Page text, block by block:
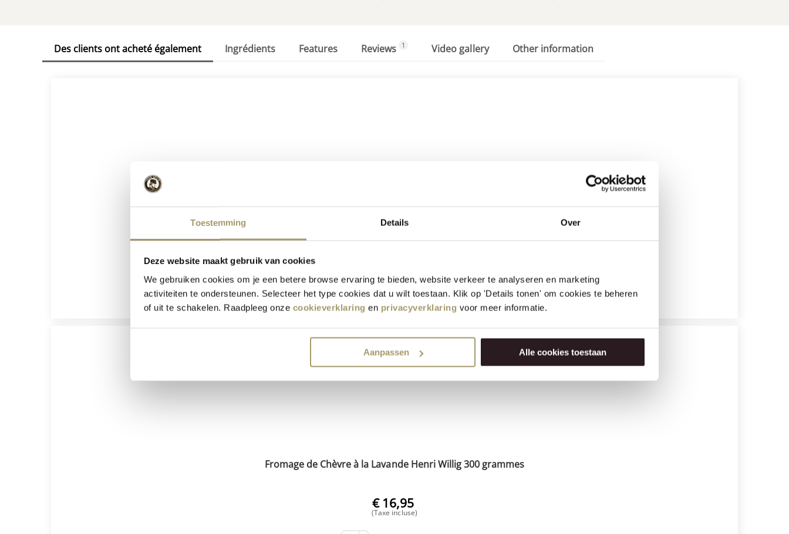
Toestemming Details Over
Deze website maakt gebruik van cookies
We gebruiken cookies om je een betere browse ervaring te bieden, website verkeer te analyseren en marketing
activiteiten te ondersteunen. Selecteer het type cookies dat u wilt toestaan. Klik op 'Details tonen' om cookies te beheren
of uit te schakelen. Raadpleeg onze cookieverklaring en privacyverklaring voor meer informatie.
Aanpassen Alle cookies toestaan
Des clients ont acheté également Ingrédients Features Reviews 1 Video gallery Other information
Fromage de vache Henri Willig au cumin 380 grammes
SÉLECTIONNER
OPTIONS
Fromage de Chèvre à la Lavande Henri Willig 300 grammes
€ 16,95
(Taxe incluse)